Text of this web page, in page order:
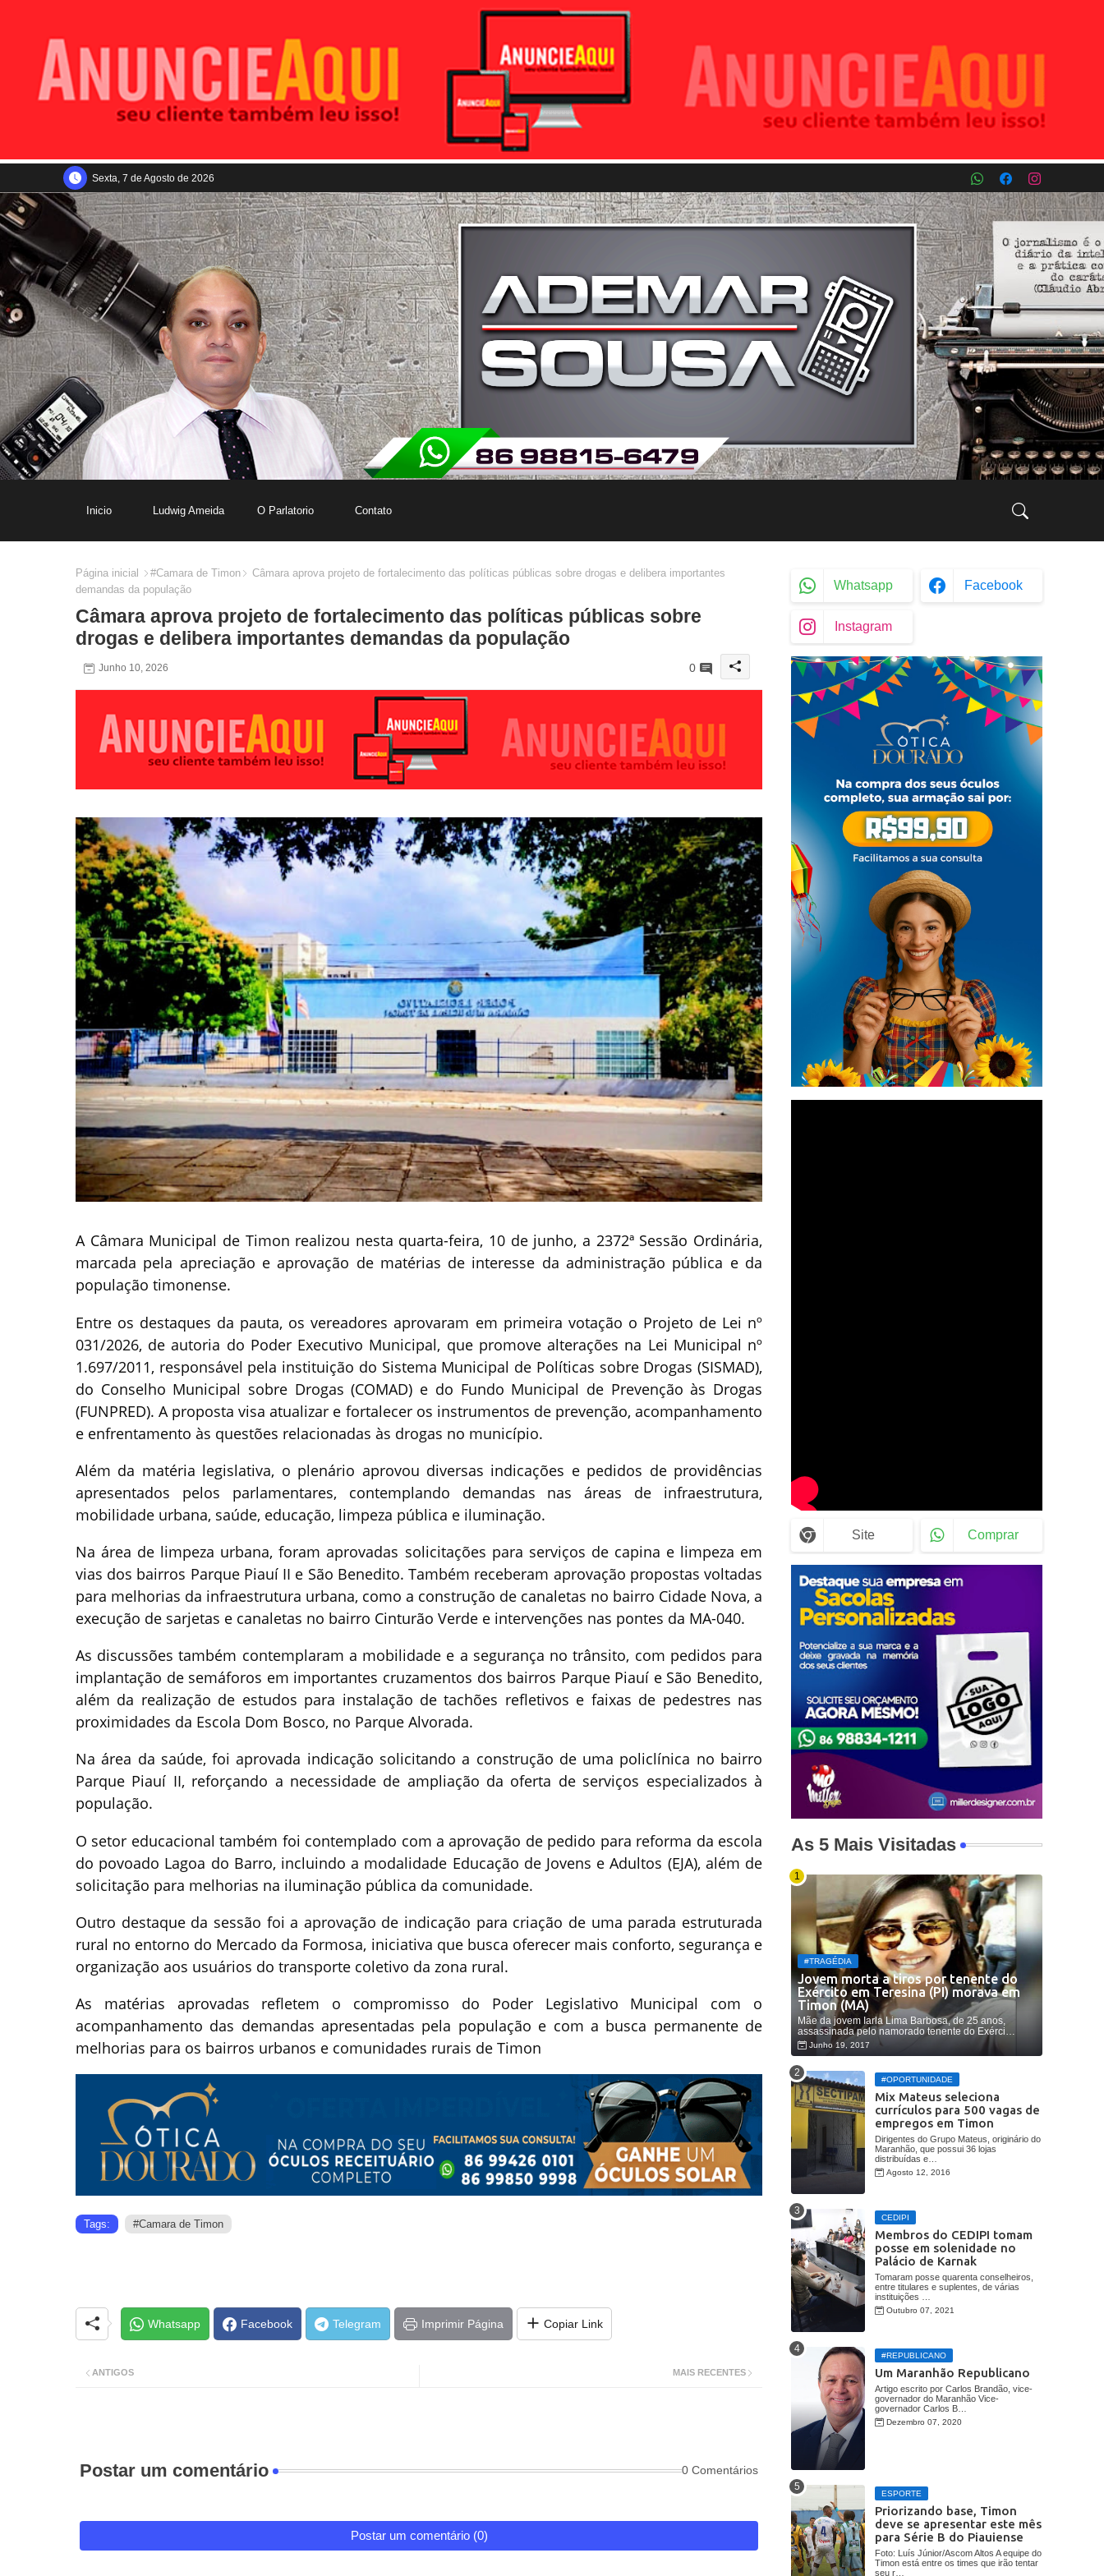
Pular para o conteúdo principal
Sexta, 7 de Agosto de 2026
Inicio Ludwig Ameida O Parlatorio Contato
Página inicial #Camara de Timon
Câmara aprova projeto de fortalecimento das políticas públicas sobre drogas e delibera importantes
demandas da população
Câmara aprova projeto de fortalecimento das políticas públicas sobre
drogas e delibera importantes demandas da população
Junho 10, 2026 0
A Câmara Municipal de Timon realizou nesta quarta-feira, 10 de junho, a 2372ª Sessão Ordinária,
marcada pela apreciação e aprovação de matérias de interesse da administração pública e da
população timonense.
Entre os destaques da pauta, os vereadores aprovaram em primeira votação o Projeto de Lei nº
031/2026, de autoria do Poder Executivo Municipal, que promove alterações na Lei Municipal nº
1.697/2011, responsável pela instituição do Sistema Municipal de Políticas sobre Drogas (SISMAD),
do Conselho Municipal sobre Drogas (COMAD) e do Fundo Municipal de Prevenção às Drogas
(FUNPRED). A proposta visa atualizar e fortalecer os instrumentos de prevenção, acompanhamento
e enfrentamento às questões relacionadas às drogas no município.
Além da matéria legislativa, o plenário aprovou diversas indicações e pedidos de providências
apresentados pelos parlamentares, contemplando demandas nas áreas de infraestrutura,
mobilidade urbana, saúde, educação, limpeza pública e iluminação.
Na área de limpeza urbana, foram aprovadas solicitações para serviços de capina e limpeza em
vias dos bairros Parque Piauí II e São Benedito. Também receberam aprovação propostas voltadas
para melhorias da infraestrutura urbana, como a construção de canaletas no bairro Cidade Nova, a
execução de sarjetas e canaletas no bairro Cinturão Verde e intervenções nas pontes da MA-040.
As discussões também contemplaram a mobilidade e a segurança no trânsito, com pedidos para
implantação de semáforos em importantes cruzamentos dos bairros Parque Piauí e São Benedito,
além da realização de estudos para instalação de tachões refletivos e faixas de pedestres nas
proximidades da Escola Dom Bosco, no Parque Alvorada.
Na área da saúde, foi aprovada indicação solicitando a construção de uma policlínica no bairro
Parque Piauí II, reforçando a necessidade de ampliação da oferta de serviços especializados à
população.
O setor educacional também foi contemplado com a aprovação de pedido para reforma da escola
do povoado Lagoa do Barro, incluindo a modalidade Educação de Jovens e Adultos (EJA), além de
solicitação para melhorias na iluminação pública da comunidade.
Outro destaque da sessão foi a aprovação de indicação para criação de uma parada estruturada
rural no entorno do Mercado da Formosa, iniciativa que busca oferecer mais conforto, segurança e
organização aos usuários do transporte coletivo da zona rural.
As matérias aprovadas refletem o compromisso do Poder Legislativo Municipal com o
acompanhamento das demandas apresentadas pela população e com a busca permanente de
melhorias para os bairros urbanos e comunidades rurais de Timon
Tags: #Camara de Timon
Whatsapp Facebook Telegram Imprimir Página Copiar Link
MAIS RECENTES
ANTIGOS
Postar um comentário 0 Comentários
Postar um comentário (0)
Whatsapp Facebook
Instagram
Site Comprar
As 5 Mais Visitadas
#TRAGÉDIA
Jovem morta a tiros por tenente do
Exército em Teresina (PI) morava em
Timon (MA)
Mãe da jovem Iarla Lima Barbosa, de 25 anos,
assassinada pelo namorado tenente do Exérci…
Junho 19, 2017
#OPORTUNIDADE
Mix Mateus seleciona
currículos para 500 vagas de
empregos em Timon
Dirigentes do Grupo Mateus, originário do
Maranhão, que possui 36 lojas
distribuídas e…
Agosto 12, 2016
CEDIPI
Membros do CEDIPI tomam
posse em solenidade no
Palácio de Karnak
Tomaram posse quarenta conselheiros,
entre titulares e suplentes, de várias
instituições …
Outubro 07, 2021
#REPUBLICANO
Um Maranhão Republicano
Artigo escrito por Carlos Brandão, vice-
governador do Maranhão Vice-
governador Carlos B…
Dezembro 07, 2020
ESPORTE
Priorizando base, Timon
deve se apresentar este mês
para Série B do Piauiense
Foto: Luís Júnior/Ascom Altos A equipe do
Timon está entre os times que irão tentar
seu r…